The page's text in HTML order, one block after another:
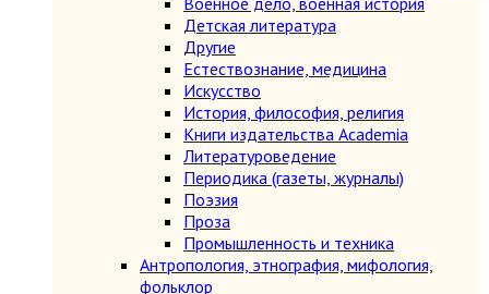
Детская литература
Другие
Естествознание, медицина
Искусство
История, философия, религия
Книги издательства Academia
Литературоведение
Периодика (газеты, журналы)
Поэзия
Проза
Промышленность и техника
Антропология, этнография, мифология,
фольклор